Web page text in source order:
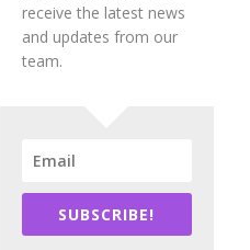
receive the latest news
and updates from our
team.
SUBSCRIBE!